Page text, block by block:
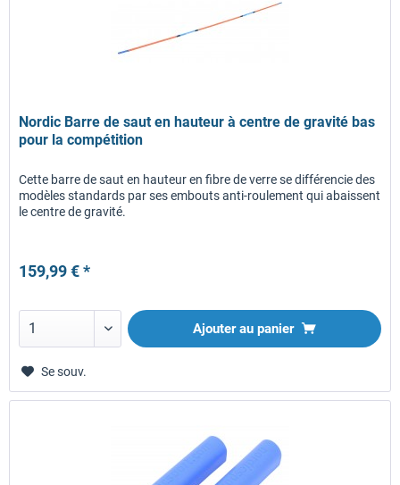
Nordic Barre de saut en hauteur à centre de gravité bas
pour la compétition
Cette barre de saut en hauteur en fibre de verre se différencie des
modèles standards par ses embouts anti-roulement qui abaissent
le centre de gravité.
159,99 € *
Ajouter au panier
Se souv.